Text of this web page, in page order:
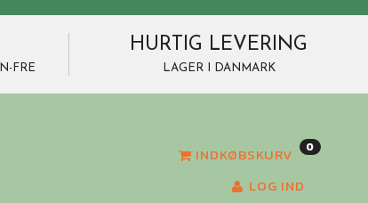
FRE
HURTIG LEVERING
LAGER I DANMARK
INDKØBSKURV 0
LOG IND